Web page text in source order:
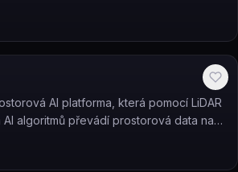
zveřejnění.
AI platforma, která pomocí LiDAR
AI algoritmů převádí prostorová data na
3D modely a BIM podklady.